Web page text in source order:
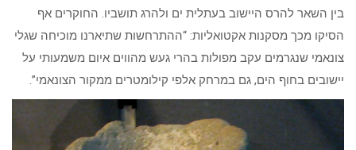
בין השאר להרס היישוב בעתלית ים ולהרג תושביו. החוקרים אף
הסיקו מכך מסקנות אקטואליות: “ההתרחשות שתיארנו מוכיחה שגלי
צונאמי שנגרמים עקב מפולות בהרי געש מהווים איום משמעותי על
יישובים בחוף הים, גם במרחק אלפי קילומטרים ממקור הצונאמי”.